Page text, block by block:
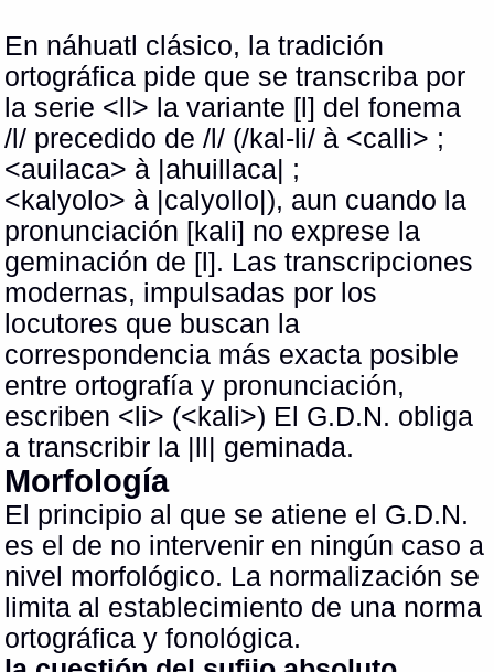
En náhuatl clásico, la tradición
ortográfica pide que se transcriba por
la serie <ll> la variante [l] del fonema
/l/ precedido de /l/ (/kal-li/ à <calli> ;
<auilaca> à |ahuillaca| ;
<kalyolo> à |calyollo|), aun cuando la
pronunciación [kali] no exprese la
geminación de [l]. Las transcripciones
modernas, impulsadas por los
locutores que buscan la
correspondencia más exacta posible
entre ortografía y pronunciación,
escriben <li> (<kali>) El G.D.N. obliga
a transcribir la |ll| geminada.
Morfología
El principio al que se atiene el G.D.N.
es el de no intervenir en ningún caso a
nivel morfológico. La normalización se
limita al establecimiento de una norma
ortográfica y fonológica.